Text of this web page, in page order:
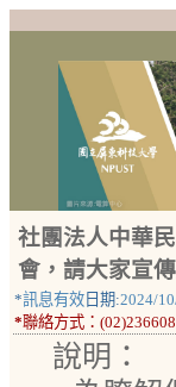
社團法人中華
會，請大家宣
*訊息有效 日期:2024/
*聯絡方式：
說明：